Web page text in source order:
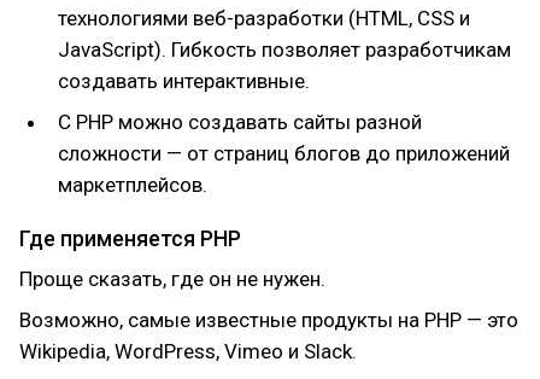
технологиями веб-разработки (HTML, CSS и
JavaScript). Гибкость позволяет разработчикам
создавать интерактивные.
С PHP можно создавать сайты разной
сложности — от страниц блогов до приложений
маркетплейсов.
Где применяется PHP
Проще сказать, где он не нужен.
Возможно, самые известные продукты на PHP — это
Wikipedia, WordPress, Vimeo и Slack.